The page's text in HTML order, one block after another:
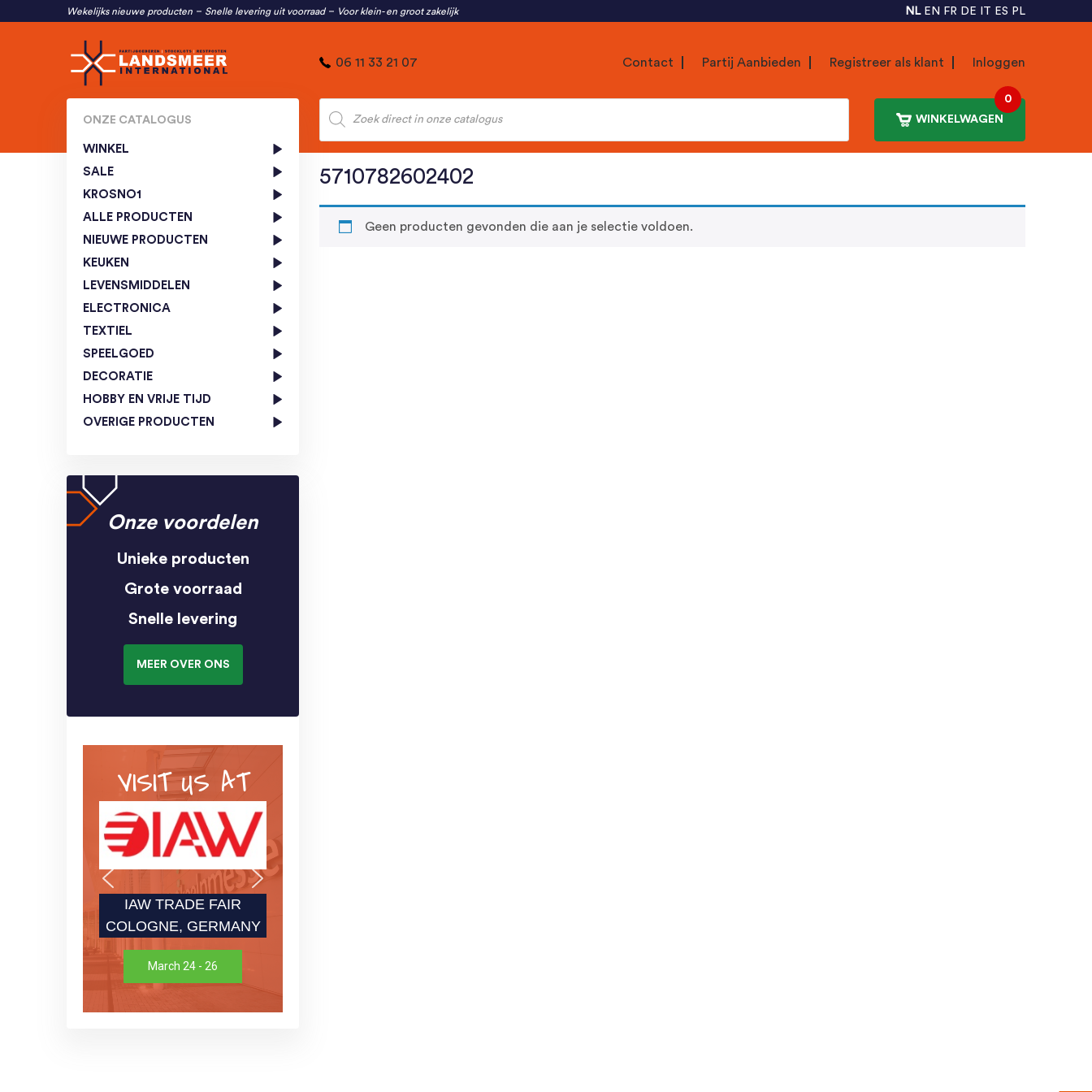
Wekelijks nieuwe producten Snelle levering uit voorraad Voor klein- en groot zakelijk NL EN FR DE IT ES PL
06 11 33 21 07 Contact Partij Aanbieden Registreer als klant Inloggen
Producten
zoeken
WINKELWAGEN
0
ONZE CATALOGUS
WINKEL
SALE
KROSNO1
ALLE PRODUCTEN
NIEUWE PRODUCTEN
KEUKEN
LEVENSMIDDELEN
ELECTRONICA
TEXTIEL
SPEELGOED
DECORATIE
HOBBY EN VRIJE TIJD
OVERIGE PRODUCTEN
Onze voordelen
Unieke producten
Grote voorraad
Snelle levering
MEER OVER ONS
VISIT US AT
IAW TRADE FAIR
COLOGNE, GERMANY
March 24 - 26
5710782602402
Geen producten gevonden die aan je selectie voldoen.